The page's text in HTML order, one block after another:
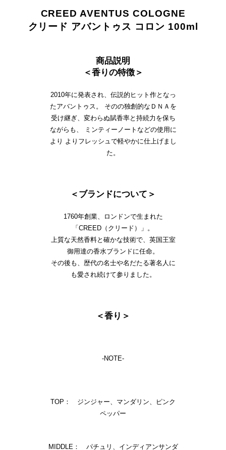
CREED AVENTUS COLOGNE
クリード アバントゥス コロン 100ml
商品説明
＜香りの特徴＞
2010年に発表され、伝説的ヒット作となっ
たアバントゥス。 そのの独創的なＤＮＡを
受け継ぎ、変わらぬ賦香率と持続力を保ち
ながらも、 ミンティーノートなどの使用に
より よりフレッシュで軽やかに仕上げまし
た。
＜ブランドについて＞
1760年創業、ロンドンで生まれた
「CREED（クリード）」。
上質な天然香料と確かな技術で、英国王室
御用達の香水ブランドに任命。
その後も、歴代の名士や名だたる著名人に
も愛され続けて参りました。
＜香り＞
-NOTE-
TOP： ジンジャー、マンダリン、ピンク
ペッパー
MIDDLE： パチュリ、インディアンサンダ